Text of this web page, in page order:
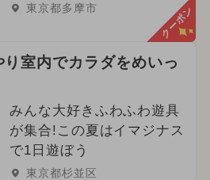
東京都多摩市 クーポン
室内でカラダをめいっ
みんな大好きふわふわ遊具
が集合!この夏はイマジナス
で1日遊ぼう
東京都杉並区